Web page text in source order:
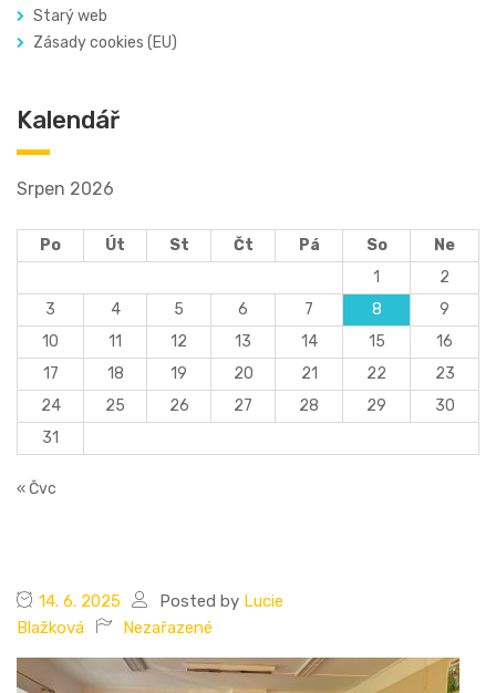
Starý web
Zásady cookies (EU)
Kalendář
Srpen 2026
Po Út St Čt Pá So
Ne
1
2
3
4 5 6 7 8
9
10
11 12 13 14 15
16
17
18 19 20 21 22
23
24
25 26 27 28 29
30
31
« Čvc
14. 6. 2025 Posted by Lucie
Blažková
Nezařazené